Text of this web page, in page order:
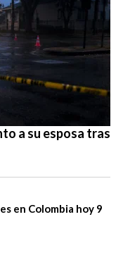
a su esposa tras
en Colombia hoy 9